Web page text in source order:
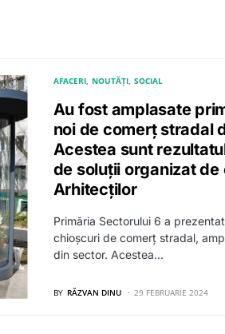
AFACERI NOUTĂȚI SOCIAL
Au fost amplasate
noi de comerț stradal
Acestea sunt
de soluții organizat de
Arhitecților
Primăria Sectorului 6 a
chioșcuri de comerț stradal,
din sector. Acestea…
BY RĂZVAN DINU 29 FEBRUARIE 2024